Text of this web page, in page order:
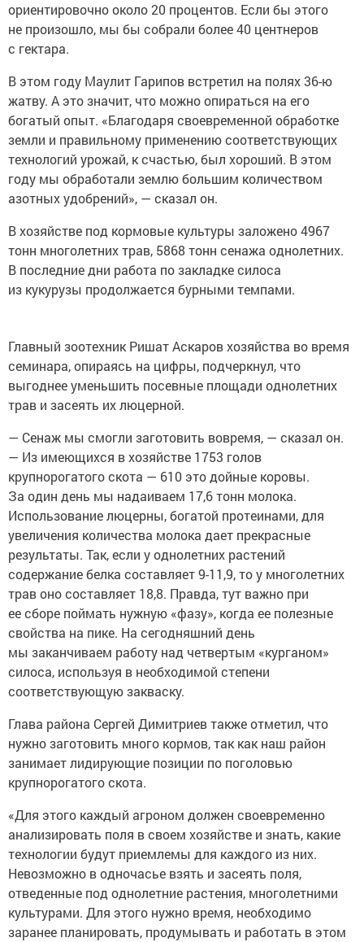
ориентировочно около 20 процентов. Если бы этого
не произошло, мы бы собрали более 40 центнеров
с гектара.
В этом году Маулит Гарипов встретил на полях 36-ю
жатву. А это значит, что можно опираться на его
богатый опыт. «Благодаря своевременной обработке
земли и правильному применению соответствующих
технологий урожай, к счастью, был хороший. В этом
году мы обработали землю большим количеством
азотных удобрений», — сказал он.
В хозяйстве под кормовые культуры заложено 4967
тонн многолетних трав, 5868 тонн сенажа однолетних.
В последние дни работа по закладке силоса
из кукурузы продолжается бурными темпами.
Главный зоотехник Ришат Аскаров хозяйства во время
семинара, опираясь на цифры, подчеркнул, что
выгоднее уменьшить посевные площади однолетних
трав и засеять их люцерной.
— Сенаж мы смогли заготовить вовремя, — сказал он.
— Из имеющихся в хозяйстве 1753 голов
крупнорогатого скота — 610 это дойные коровы.
За один день мы надаиваем 17,6 тонн молока.
Использование люцерны, богатой протеинами, для
увеличения количества молока дает прекрасные
результаты. Так, если у однолетних растений
содержание белка составляет 9-11,9, то у многолетних
трав оно составляет 18,8. Правда, тут важно при
ее сборе поймать нужную «фазу», когда ее полезные
свойства на пике. На сегодняшний день
мы заканчиваем работу над четвертым «курганом»
силоса, используя в необходимой степени
соответствующую закваску.
Глава района Сергей Димитриев также отметил, что
нужно заготовить много кормов, так как наш район
занимает лидирующие позиции по поголовью
крупнорогатого скота.
«Для этого каждый агроном должен своевременно
анализировать поля в своем хозяйстве и знать, какие
технологии будут приемлемы для каждого из них.
Невозможно в одночасье взять и засеять поля,
отведенные под однолетние растения, многолетними
культурами. Для этого нужно время, необходимо
заранее планировать, продумывать и работать в этом